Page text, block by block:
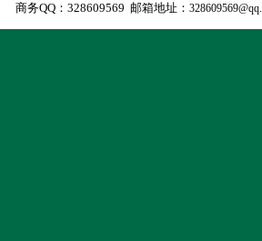
商务QQ：328609569 邮箱地址：